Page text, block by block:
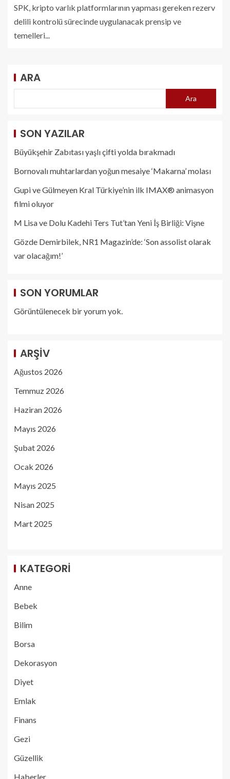
SPK, kripto varlık platformlarının yapması gereken rezerv
delili kontrolü sürecinde uygulanacak prensip ve
temelleri...
ARA
Ara
SON YAZILAR
Büyükşehir Zabıtası yaşlı çifti yolda bırakmadı
Bornovalı muhtarlardan yoğun mesaiye ‘Makarna’ molası
Gupi ve Gülmeyen Kral Türkiye’nin ilk IMAX® animasyon
filmi oluyor
M Lisa ve Dolu Kadehi Ters Tut’tan Yeni İş Birliği: Vişne
Gözde Demirbilek, NR1 Magazin’de: ‘Son assolist olarak
var olacağım!’
SON YORUMLAR
Görüntülenecek bir yorum yok.
ARŞIV
Ağustos 2026
Temmuz 2026
Haziran 2026
Mayıs 2026
Şubat 2026
Ocak 2026
Mayıs 2025
Nisan 2025
Mart 2025
KATEGORI
Anne
Bebek
Bilim
Borsa
Dekorasyon
Diyet
Emlak
Finans
Gezi
Güzellik
Haberler